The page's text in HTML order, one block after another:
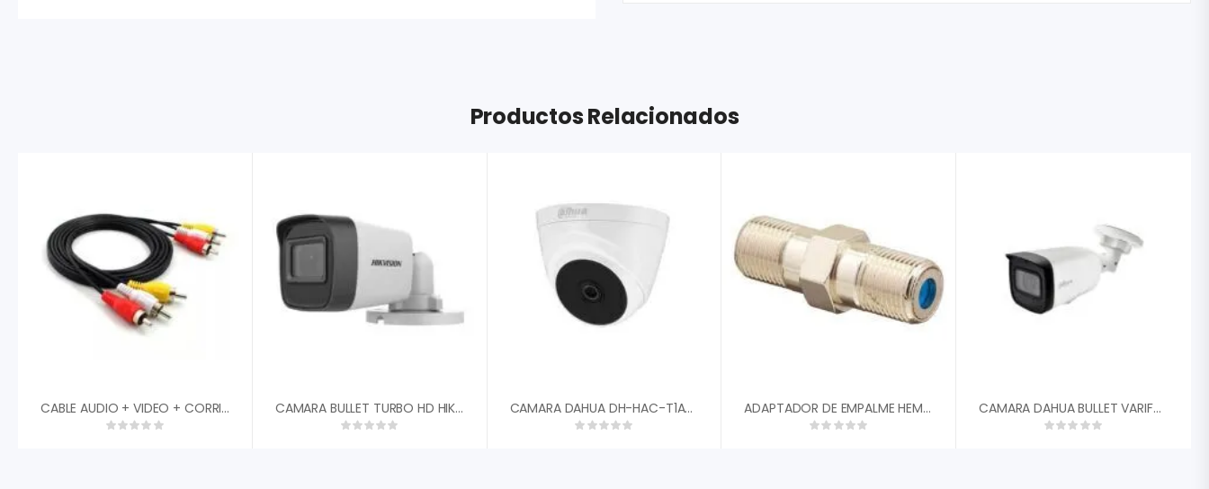
Productos Relacionados
CABLE AUDIO + VIDEO + CORRIENTE 15 MTS CAMARA BULLET TURBO HD HIKVISION 2MP 1080P 2.8MM CON AUDIO EXIR LEDS 25MTS SAMRT IR IP67 DS-2CE16D0T-ITPFS CAMARA DAHUA DH-HAC-T1A21N-0360B 4 EN 1 1/2,7 CMOS 1080P 2MP TIPO DOMO PLASTICO LENTE 3,6MM FOV 93░ DWDR IR 20M 12VDC 0,74AMP» ADAPTADOR DE EMPALME HEMBRA COAXIAL CF81GHZC CAMARA DAHUA BULLET VARIFOCAL METAL 2MP 1080P 4EN1 FHD LITE 2.7-12MM DWDR IR 30M IP67 DH-HAC-B4A21N-VF-2712